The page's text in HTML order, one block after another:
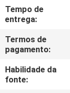
NOS
NOTÍCIAS
Tempo de
entrega:
Termos de
pagamento:
Habilidade da
fonte: